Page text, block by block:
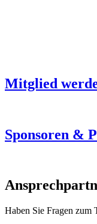
Mitglied
Sponsoren &
Haben Sie Fragen zum